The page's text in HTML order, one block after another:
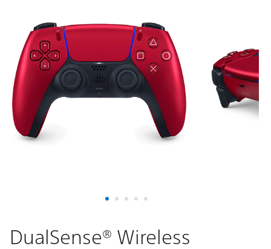
Volcanic
Red
DualSense® Wireless